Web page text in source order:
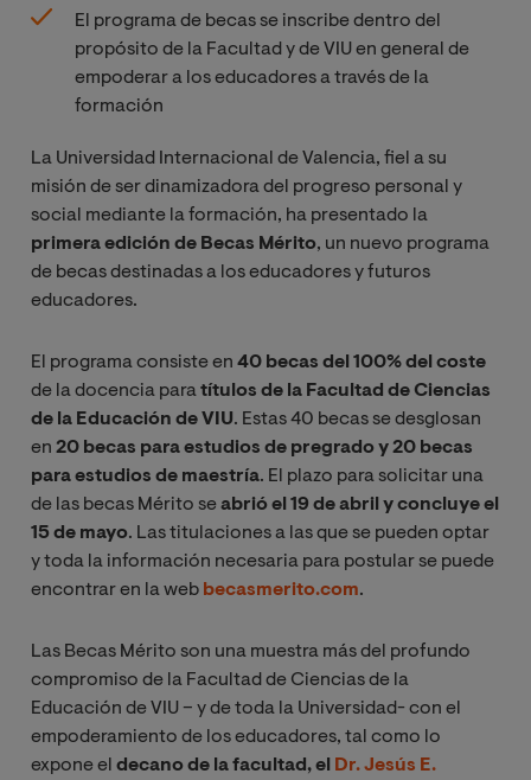
El programa de becas se inscribe dentro del
propósito de la Facultad y de VIU en general de
empoderar a los educadores a través de la
formación
La Universidad Internacional de Valencia, fiel a su
misión de ser dinamizadora del progreso personal y
social mediante la formación, ha presentado la
primera edición de Becas Mérito, un nuevo programa
de becas destinadas a los educadores y futuros
educadores.
El programa consiste en 40 becas del 100% del coste
de la docencia paratítulos de la Facultad de Ciencias
de la Educación de VIU. Estas 40 becas se desglosan
en 20 becas para estudios de pregrado y 20 becas
para estudios de maestría. El plazo para solicitar una
de las becas Mérito seabrió el 19 de abril y concluye el
15 de mayo. Las titulaciones a las que se pueden optar
y toda la información necesaria para postular se puede
encontrar en la web becasmerito.com.
Las Becas Mérito son una muestra más del profundo
compromiso de la Facultad de Ciencias de la
Educación de VIU – y de toda la Universidad- con el
empoderamiento de los educadores, tal como lo
expone el decano de la facultad, el
Dr. Jesús E.